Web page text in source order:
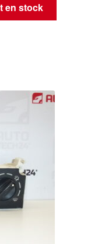
en stock